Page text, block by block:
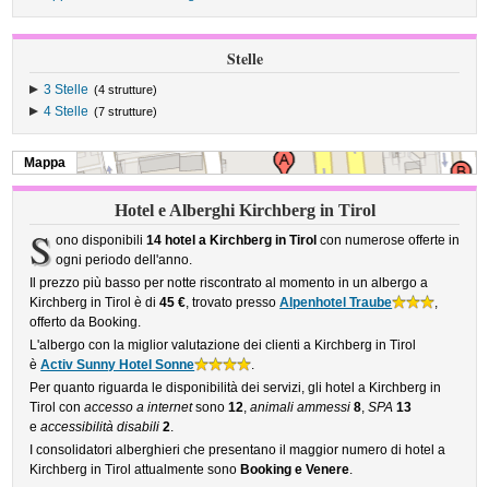
Stelle
3 Stelle (4 strutture)
4 Stelle (7 strutture)
Mappa
Hotel e Alberghi Kirchberg in Tirol
S ono disponibili 14 hotel a Kirchberg in Tirol con numerose offerte in
ogni periodo dell'anno.
Il prezzo più basso per notte riscontrato al momento in un albergo a
Kirchberg in Tirol è di45 €, trovato pressoAlpenhotel Traube
,
offerto da Booking.
L'albergo con la miglior valutazione dei clienti a Kirchberg in Tirol
èActiv Sunny Hotel Sonne
.
Per quanto riguarda le disponibilità dei servizi, gli hotel a Kirchberg in
Tirol conaccesso a internetsono12,animali ammessi 8,SPA 13
eaccessibilità disabili 2.
I consolidatori alberghieri che presentano il maggior numero di hotel a
Kirchberg in Tirol attualmente sono Booking e Venere.